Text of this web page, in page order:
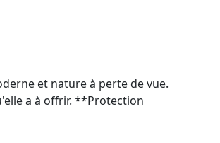
et nature à perte de vue.
a à offrir. **Protection